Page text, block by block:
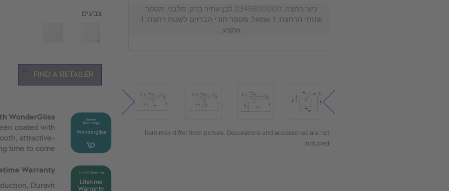
כיור רחצה, 2345830000 לבן עתיר ברק, מלבני, מספר
שטחי הרחצה: 1 שמאל, מספר חורי הברזים לשטח רחצה: 1
אמצע
Item may differ from picture. Decorations and accessories are not
included.
צבעים
FIND A RETAILER
WonderGliss
coated with
attractive-
time to come.
Warranty
Duravit